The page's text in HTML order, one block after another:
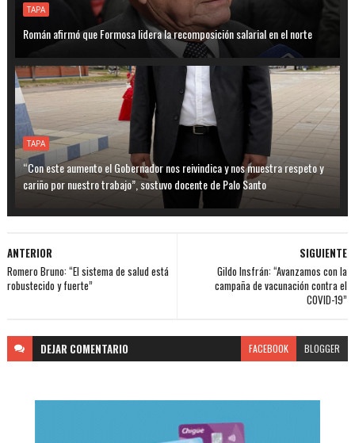
TAPA
Román afirmó que Formosa lidera la recomposición salarial en el norte
TAPA
“Con este aumento el Gobernador nos reivindica y nos muestra respeto y
cariño por nuestro trabajo”, sostuvo docente de Palo Santo
SIGUIENTE
Gildo Insfrán: “Avanzamos con la
campaña de vacunación contra el
COVID-19”
ANTERIOR
Romero Bruno: “El sistema de salud está
robustecido y fuerte”
DEJAR COMENTARIO FACEBOOK BLOGGER